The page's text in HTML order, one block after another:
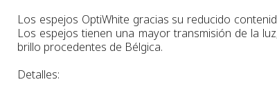
Los espejos OptiWhite gracias su reducido
Los espejos tienen una mayor transmisión de la luz
brillo procedentes de Bélgica.
Detalles: